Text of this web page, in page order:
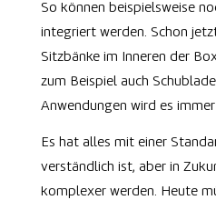
So können beispielsweise
integriert werden. Schon
Sitzbänke im Inneren der
zum Beispiel auch
Anwendungen wird es
Es hat alles mit einer
verständlich ist, aber in
komplexer werden. Heute